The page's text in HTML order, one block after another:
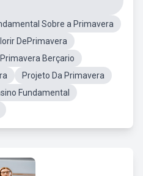
Sobre a Primavera
DePrimavera
Berçario
Projeto Da Primavera
Fundamental